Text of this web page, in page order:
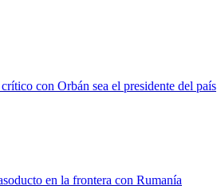
con Orbán sea el presidente del país
en la frontera con Rumanía